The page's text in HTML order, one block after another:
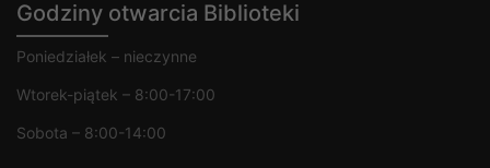
Godziny otwarcia Biblioteki
Poniedziałek – nieczynne
Wtorek-piątek – 8:00-17:00
Sobota – 8:00-14:00